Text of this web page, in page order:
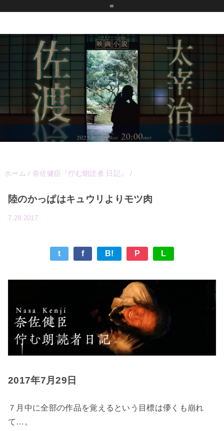
=
ホーム / 奈佐健臣『佇む朗読者 日記』 /
陸のかっぱはキュウリよりモツ肉
7.29.2017
t f B! P L
2017年7月29日
７月中に全部の作品を覚えるという目標は儚くも崩れ
て…。